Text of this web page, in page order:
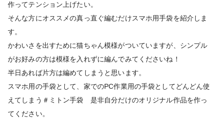
作ってテンション上げたい。
そんな方にオススメの真っ直ぐ編むだけスマホ用手袋を紹介しま
す。
かわいさを出すために猫ちゃん模様がついていますが、シンプル
がお好みの方は模様を入れずに編んでみてくださいね！
半日あれば片方は編めてしまうと思います。
スマホ用の手袋として、家でのPC作業用の手袋としてどんどん使
えてしまう＃ミトン手袋 是非自分だけのオリジナル作品を作っ
てください。